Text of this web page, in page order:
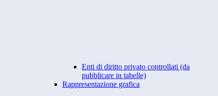
Enti di diritto privato controllati (da
pubblicare in tabelle)
Rappresentazione grafica